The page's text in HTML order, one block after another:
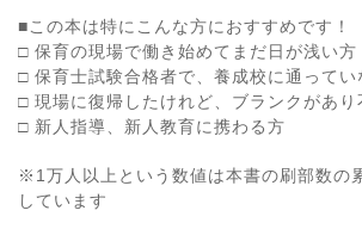
■この本は特にこんな方におすすめです！
□ 保育の現場で働き始めてまだ日が浅い方
□ 保育士試験合格者で、養成校に通ってい
□ 現場に復帰したけれど、ブランクがあり
□ 新人指導、新人教育に携わる方
※1万人以上という数値は本書の刷部数の
しています